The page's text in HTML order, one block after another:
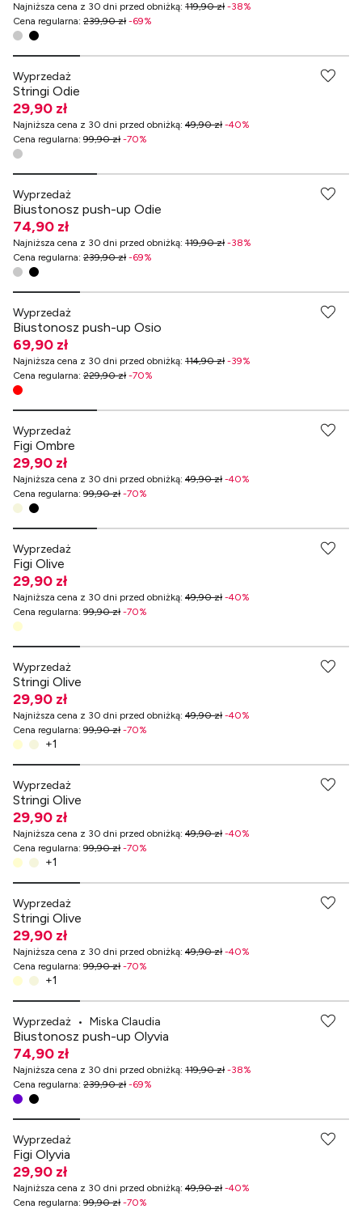
Najniższa cena z 30 dni przed obniżką: 119,90 zł -38%
Cena regularna: 239,90 zł -69%
-70% przy zakupach za min. 349 zł
Wyprzedaż
Stringi Odie
29,90 zł
Najniższa cena z 30 dni przed obniżką: 49,90 zł -40%
Cena regularna: 99,90 zł -70%
Wyprzedaż
Biustonosz push-up Odie
74,90 zł
Najniższa cena z 30 dni przed obniżką: 119,90 zł -38%
Cena regularna: 239,90 zł -69%
-70% przy zakupach za min. 349 zł
Wyprzedaż
Biustonosz push-up Osio
69,90 zł
Najniższa cena z 30 dni przed obniżką: 114,90 zł -39%
Cena regularna: 229,90 zł -70%
Wyprzedaż
Figi Ombre
29,90 zł
Najniższa cena z 30 dni przed obniżką: 49,90 zł -40%
Cena regularna: 99,90 zł -70%
-70% przy zakupach za min. 349 zł
Wyprzedaż
Figi Olive
29,90 zł
Najniższa cena z 30 dni przed obniżką: 49,90 zł -40%
Cena regularna: 99,90 zł -70%
Wyprzedaż
Stringi Olive
29,90 zł
Najniższa cena z 30 dni przed obniżką: 49,90 zł -40%
Cena regularna: 99,90 zł -70%
+1
-70% przy zakupach za min. 349 zł
Wyprzedaż
Stringi Olive
29,90 zł
Najniższa cena z 30 dni przed obniżką: 49,90 zł -40%
Cena regularna: 99,90 zł -70%
+1
-70% przy zakupach za min. 349 zł
Wyprzedaż
Stringi Olive
29,90 zł
Najniższa cena z 30 dni przed obniżką: 49,90 zł -40%
Cena regularna: 99,90 zł -70%
+1
-70% przy zakupach za min. 349 zł
Wyprzedaż • Miska Claudia
Biustonosz push-up Olyvia
74,90 zł
Najniższa cena z 30 dni przed obniżką: 119,90 zł -38%
Cena regularna: 239,90 zł -69%
-70% przy zakupach za min. 349 zł
Wyprzedaż
Figi Olyvia
29,90 zł
Najniższa cena z 30 dni przed obniżką: 49,90 zł -40%
Cena regularna: 99,90 zł -70%